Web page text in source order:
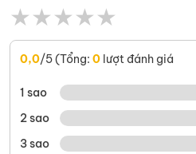
★★★★★
0,0/5 (Tổng: 0 lượt đánh giá
1 sao
2 sao
3 sao